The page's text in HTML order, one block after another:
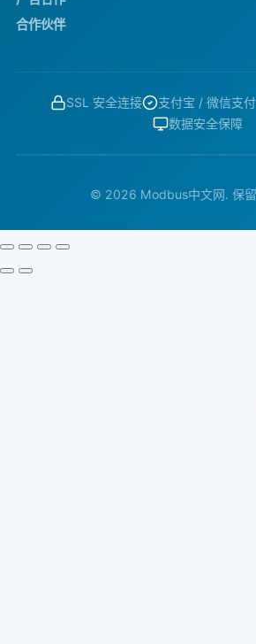
合作伙伴
SSL 安全连接 支付宝 / 微信支付
数据安全保障
© 2026 Modbus中文网. 保